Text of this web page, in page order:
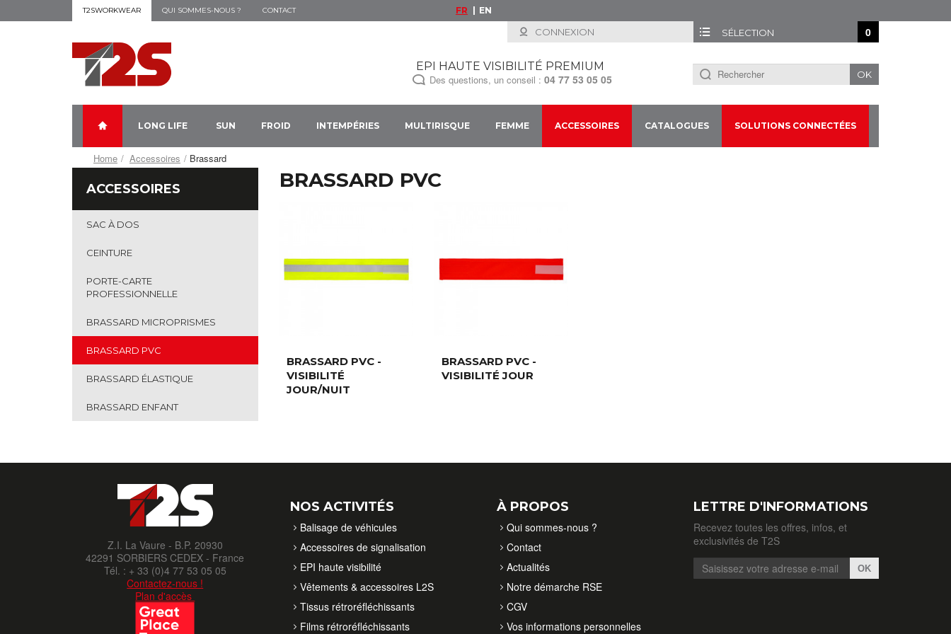
T2SWORKWEAR QUI SOMMES-NOUS ? CONTACT FR EN
SÉLECTION 0
CONNEXION
EPI HAUTE VISIBILITÉ PREMIUM
Des questions, un conseil : 04 77 53 05 05 OK
LONG LIFE SUN FROID INTEMPÉRIES MULTIRISQUE FEMME ACCESSOIRES CATALOGUES SOLUTIONS CONNECTÉES
Home Accessoires Brassard
ACCESSOIRES
SAC À DOS
CEINTURE
PORTE-CARTE
PROFESSIONNELLE
BRASSARD MICROPRISMES
BRASSARD PVC
BRASSARD ÉLASTIQUE
BRASSARD ENFANT
BRASSARD PVC
BRASSARD PVC -
VISIBILITÉ
JOUR/NUIT
BRASSARD PVC -
VISIBILITÉ JOUR
Z.I. La Vaure - B.P. 20930
42291 SORBIERS CEDEX - France
Tél. : + 33 (0)4 77 53 05 05
Contactez-nous !
Plan d'accès
NOS ACTIVITÉS
Balisage de véhicules
Accessoires de signalisation
EPI haute visibilité
Vêtements & accessoires L2S
Tissus rétroréfléchissants
Films rétroréfléchissants
À PROPOS
Qui sommes-nous ?
Contact
Actualités
Notre démarche RSE
CGV
Vos informations personnelles
LETTRE D'INFORMATIONS
Recevez toutes les offres, infos, et
exclusivités de T2S
OK